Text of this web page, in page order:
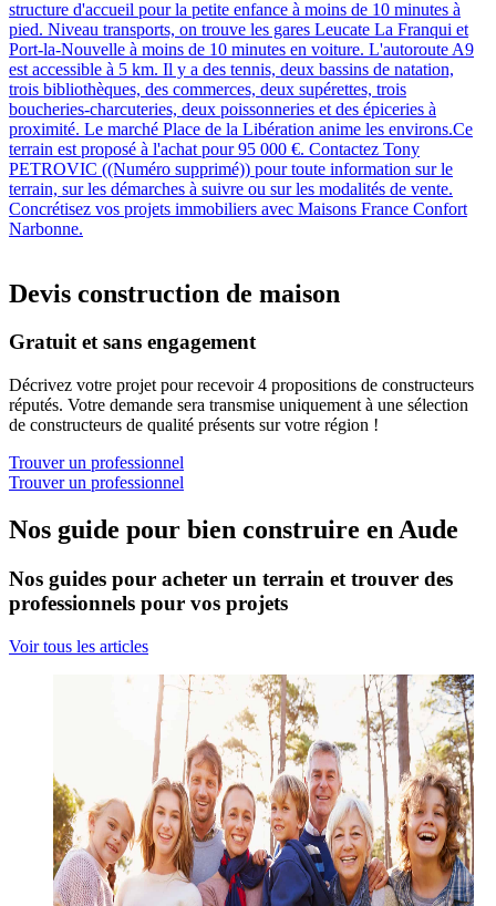
structure d'accueil pour la petite enfance à moins de 10 minutes à
pied. Niveau transports, on trouve les gares Leucate La Franqui et
Port-la-Nouvelle à moins de 10 minutes en voiture. L'autoroute A9
est accessible à 5 km. Il y a des tennis, deux bassins de natation,
trois bibliothèques, des commerces, deux supérettes, trois
boucheries-charcuteries, deux poissonneries et des épiceries à
proximité. Le marché Place de la Libération anime les environs.Ce
terrain est proposé à l'achat pour 95 000 €. Contactez Tony
PETROVIC ((Numéro supprimé)) pour toute information sur le
terrain, sur les démarches à suivre ou sur les modalités de vente.
Concrétisez vos projets immobiliers avec Maisons France Confort
Narbonne.
Devis construction de maison
Gratuit et sans engagement
Décrivez votre projet pour recevoir 4 propositions de constructeurs
réputés. Votre demande sera transmise uniquement à une sélection
de constructeurs de qualité présents sur votre région !
Trouver un professionnel
Trouver un professionnel
Nos guide pour bien construire en Aude
Nos guides pour acheter un terrain et trouver des
professionnels pour vos projets
Voir tous les articles